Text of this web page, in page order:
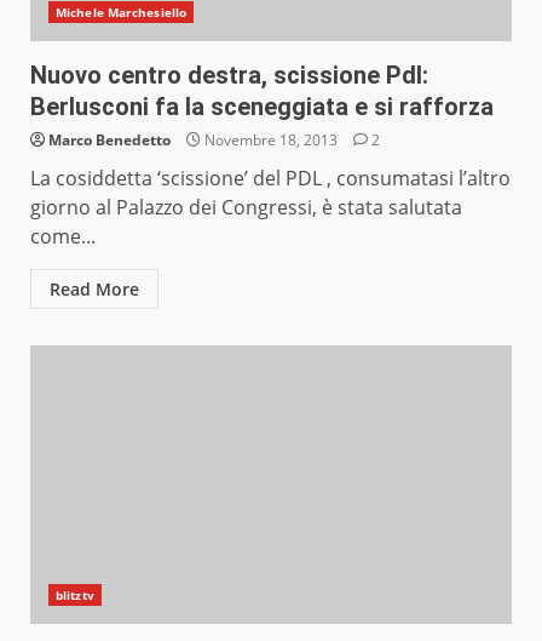
Michele Marchesiello
Nuovo centro destra, scissione Pdl:
Berlusconi fa la sceneggiata e si rafforza
Marco Benedetto Novembre 18, 2013 2
La cosiddetta ‘scissione’ del PDL , consumatasi l’altro
giorno al Palazzo dei Congressi, è stata salutata
come...
Read More
blitztv